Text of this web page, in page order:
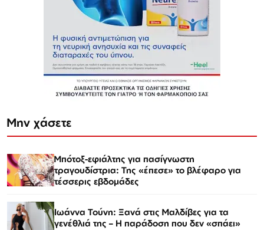
Μην χάσετε
Μπότοξ-εφιάλτης για πασίγνωστη
τραγουδίστρια: Της «έπεσε» το βλέφαρο για
τέσσερις εβδομάδες
Ιωάννα Τούνη: Ξανά στις Μαλδίβες για τα
γενέθλιά της – Η παράδοση που δεν «σπάει»